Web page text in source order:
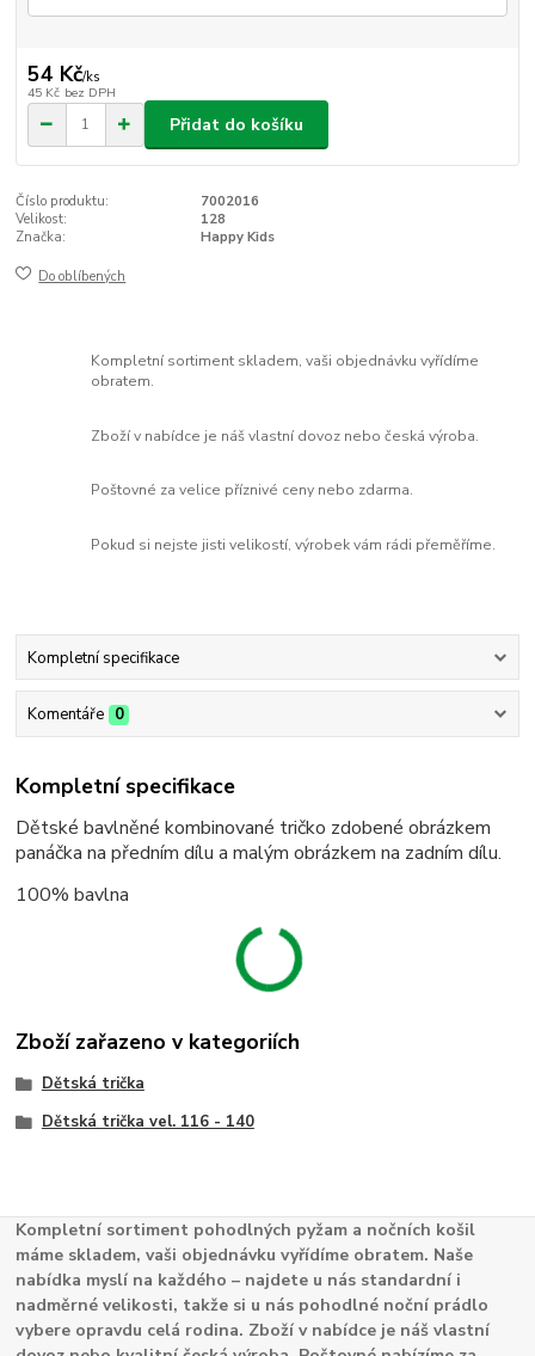
54 Kč/ks
45 Kč bez DPH
Přidat do košíku
Číslo produktu:
7002016
Velikost:
128
Značka:
Happy Kids
Do oblíbených
Kompletní sortiment skladem, vaši objednávku vyřídíme
obratem.
Zboží v nabídce je náš vlastní dovoz nebo česká výroba.
Poštovné za velice příznivé ceny nebo zdarma.
Pokud si nejste jisti velikostí, výrobek vám rádi přeměříme.
Kompletní specifikace
Komentáře 0
Kompletní specifikace
Dětské bavlněné kombinované tričko zdobené obrázkem
panáčka na předním dílu a malým obrázkem na zadním dílu.
100% bavlna
Zboží zařazeno v kategoriích
Dětská trička
Dětská trička vel. 116 - 140
Kompletní sortiment pohodlných pyžam a nočních košil
máme skladem, vaši objednávku vyřídíme obratem. Naše
nabídka myslí na každého – najdete u nás standardní i
nadměrné velikosti, takže si u nás pohodlné noční prádlo
vybere opravdu celá rodina. Zboží v nabídce je náš vlastní